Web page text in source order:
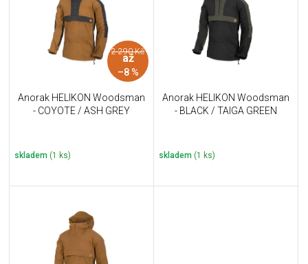
2 290 Kč
až
–8 %
Anorak HELIKON Woodsman
- COYOTE / ASH GREY
skladem (1 ks)
Anorak HELIKON Woodsman
- BLACK / TAIGA GREEN
skladem (1 ks)